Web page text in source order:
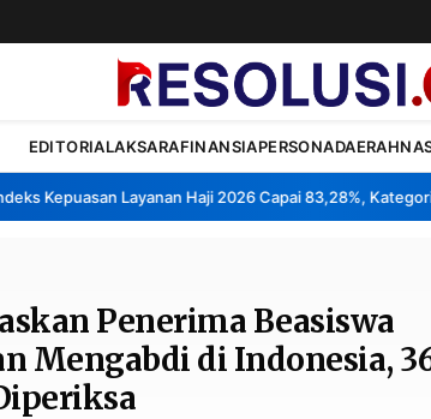
EDITORIALAKSARAFINANSIAPERSONADAERAH
Kepuasan Layanan Haji 2026 Capai 83,28%, Kategori
Penerima Beasiswa
Mengabdi di Indonesia,